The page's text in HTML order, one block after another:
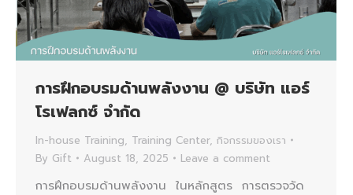
การฝึกอบรมด้านพลังงาน @ บริษัท แอร์
โรเฟลกซ์ จำกัด
In-house Training, Training Center, กิจกรรมของเรา
By Gift August 18, 2025 Leave a comment
การฝึกอบรมด้านพลังงาน ในหลักสูตร การตรวจวัด